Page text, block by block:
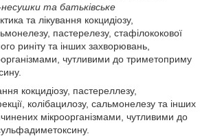
несушки та батьківське
та лікування кокцидіозу,
пастерелезу, стафілококової
риніту та інших захворювань,
чутливими до триметоприму
кокцидіозу, пастереллезу,
колібацилозу, сальмонелезу та інших
мікроорганізмами, чутливими до